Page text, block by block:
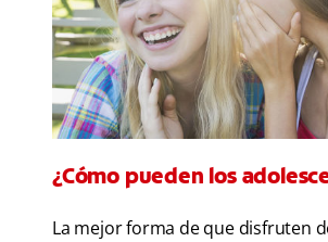
¿Cómo pueden los
La mejor forma de que disfruten